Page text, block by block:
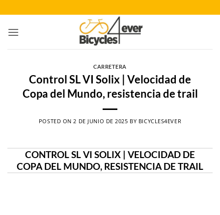
al
contenido
CARRETERA
Control SL VI Solix | Velocidad de
Copa del Mundo, resistencia de trail
POSTED ON 2 DE JUNIO DE 2025 BY BICYCLES4EVER
CONTROL SL VI SOLIX | VELOCIDAD DE
COPA DEL MUNDO, RESISTENCIA DE TRAIL